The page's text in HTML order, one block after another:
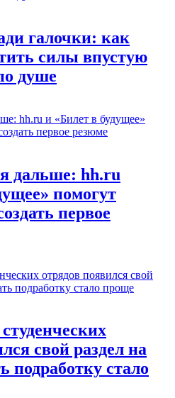
галочки: как
силы впустую
душе
дальше: hh.ru
помогут
первое
свой раздел на
подработку стало